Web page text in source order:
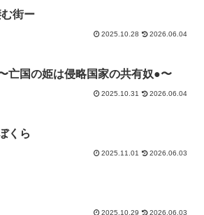
街ー
2025.10.28 2026.06.04
亡国の姫は侵略国家の共有奴●〜
2025.10.31 2026.06.04
くら
2025.11.01 2026.06.03
2025.10.29 2026.06.03